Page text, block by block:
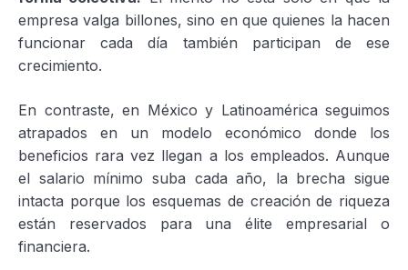
empresa valga billones, sino en que quienes la hacen
funcionar cada día también participan de ese
crecimiento.
En contraste, en México y Latinoamérica seguimos
atrapados en un modelo económico donde los
beneficios rara vez llegan a los empleados. Aunque
el salario mínimo suba cada año, la brecha sigue
intacta porque los esquemas de creación de riqueza
están reservados para una élite empresarial o
financiera.